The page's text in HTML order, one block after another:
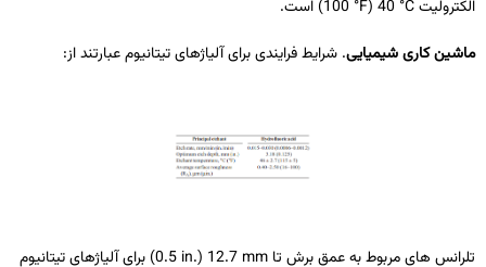
الکترولیت°C
°F
ماشین­ کاری شیمیایی. شرایط فرایندی برای آلیاژهای تیتانیوم عبارتند از:
تلرانس ­های مربوط به عمق برش تا mm
in.
0.5) برای آلیاژهای تیتانیوم